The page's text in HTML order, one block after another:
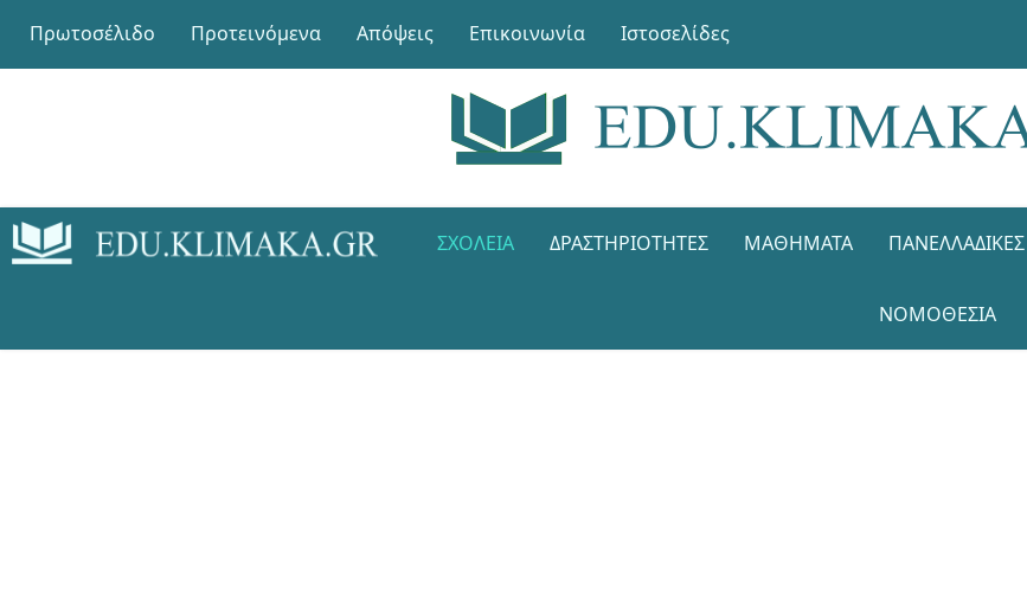
Πρωτοσέλιδο Προτεινόμενα Απόψεις Επικοινωνία Ιστοσελίδες
ΣΧΟΛΕΊΑ ΔΡΑΣΤΗΡΙΌΤΗΤΕΣ ΜΑΘΉΜΑΤΑ ΠΑΝΕΛΛΑΔΙΚΈΣ
ΝΟΜΟΘΕΣΊΑ